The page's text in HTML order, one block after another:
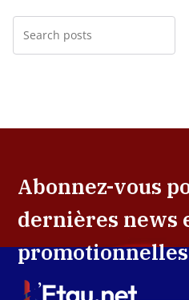
Abonnez-vous
dernières news